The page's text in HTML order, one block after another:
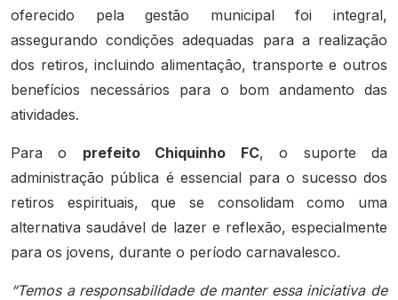
oferecido pela gestão municipal foi integral,
assegurando condições adequadas para a realização
dos retiros, incluindo alimentação, transporte e outros
benefícios necessários para o bom andamento das
atividades.
Para o prefeito Chiquinho FC, o suporte da
administração pública é essencial para o sucesso dos
retiros espirituais, que se consolidam como uma
alternativa saudável de lazer e reflexão, especialmente
para os jovens, durante o período carnavalesco.
“Temos a responsabilidade de manter essa iniciativa de